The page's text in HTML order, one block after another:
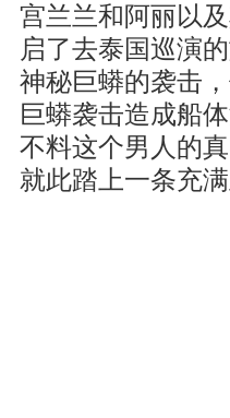
宫兰兰和阿丽以
启了去泰国巡演
神秘巨蟒的袭击
巨蟒袭击造成船
不料这个男人的
就此踏上一条充